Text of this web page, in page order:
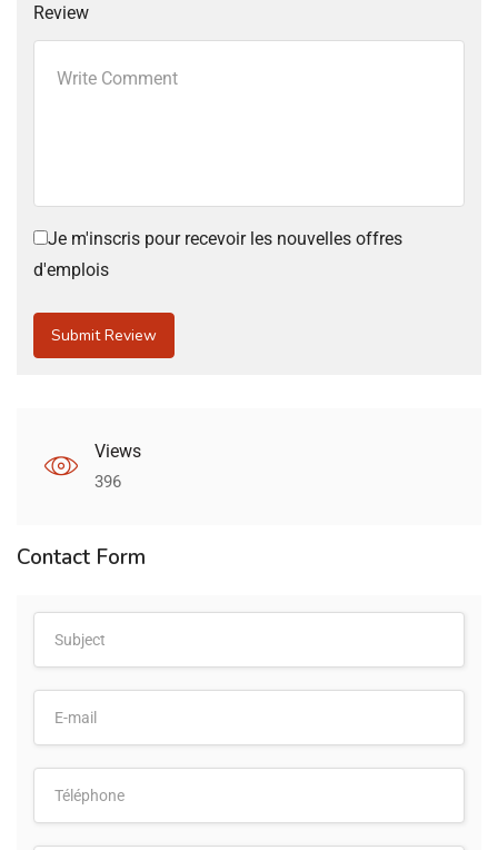
Review
Je m'inscris pour recevoir les nouvelles offres
d'emplois
Views
396
Contact Form